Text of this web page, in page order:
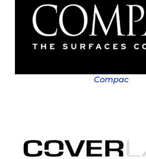
Compac